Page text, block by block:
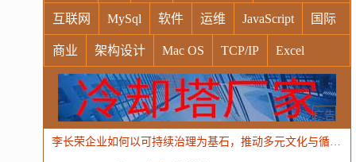
互联网 MySql 软件 运维 JavaScript 国际
商业 架构设计 Mac OS TCP/IP Excel
Windows Oracle Socket VR Vim
MongoDB 运营 Python MemCache 硬件
电子 娱乐 设计 摄影 nginx 游戏
广告
李长荣企业如何以可持续治理为基石，推动多元文化与循环经济并进？